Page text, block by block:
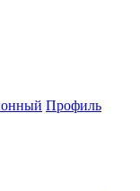
Профиль